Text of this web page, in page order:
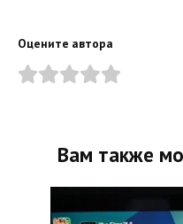
Оцените автора
Вам также